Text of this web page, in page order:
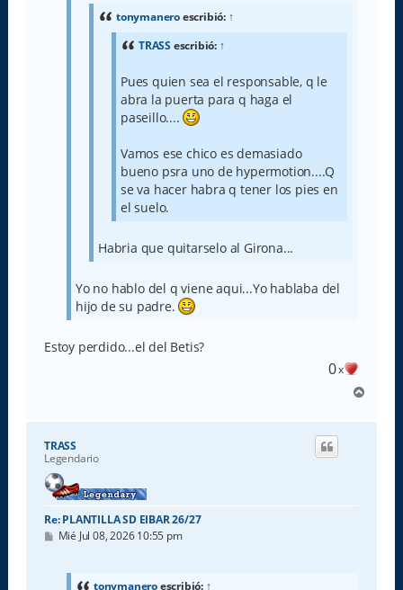
tonymaneroescribió: ↑
TRASS escribió: ↑
Pues quien sea el responsable, q le
abra la puerta para q haga el
paseillo....
Vamos ese chico es demasiado
bueno psra uno de hypermotion....Q
se va hacer habra q tener los pies en
el suelo.
Habria que quitarselo al Girona...
Yo no hablo del q viene aqui...Yo hablaba del
hijo de su padre.
Estoy perdido...el del Betis?
0x
r
TRASS
Legendario
Re: PLANTILLA SD EIBAR 26/27
M
Mié Jul 08, 2026 10:55 pm
tonymaneroescribió: ↑